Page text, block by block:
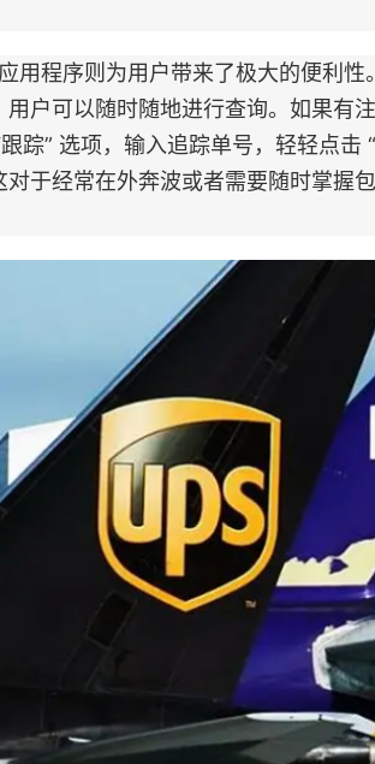
程序则为用户带来了极大的便利性
用户可以随时随地进行查询。如果有
踪” 选项，输入追踪单号，轻轻点
对于经常在外奔波或者需要随时掌握